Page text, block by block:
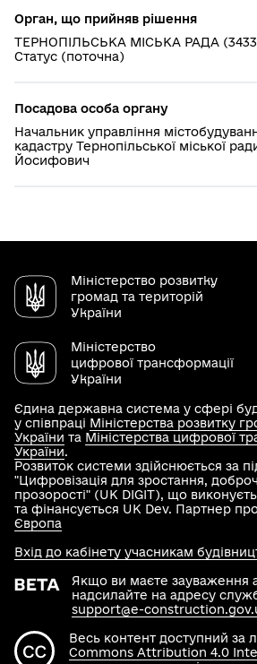
Орган, що прийняв рішення
ТЕРНОПІЛЬСЬКА МІСЬКА РАДА
Статус (поточна)
Посадова особа органу
Начальник управління
кадастру Тернопільської міської
Йосифович
Міністерство розвитку
громад та територій
України
Міністерство
цифрової трансформації
України
Єдина державна система у сфері
у співпраці Міністерства розвитку
України та Міністерства цифрової
України.
Розвиток системи здійснюється за
"Цифровізація для зростання,
прозорості" (UK DIGIT), що
та фінансується UK Dev. Партнер
Європа
Якщо ви маєте зауваження
надсилайте на адресу
support@e-
Весь контент доступний за
Commons Attribution 4.0
Вхід до кабінету учасникам